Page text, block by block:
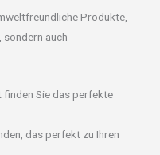
Produkte,
auch
finden Sie das perfekte
das perfekt zu Ihren